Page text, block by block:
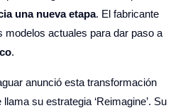
una nueva etapa. El fabricante
modelos actuales para dar paso a
.
anunció esta transformación
su estrategia ‘Reimagine’. Su